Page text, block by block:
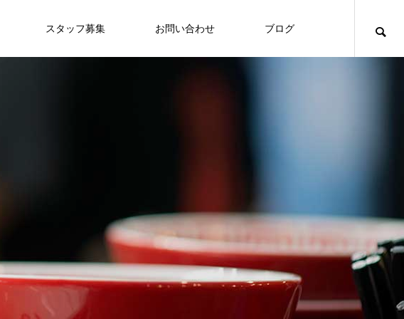
スタッフ募集 お問い合わせ ブログ